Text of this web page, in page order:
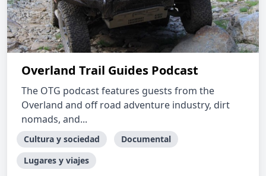
Overland Trail Guides Podcast
The OTG podcast features guests from the
Overland and off road adventure industry, dirt
nomads, and...
Cultura y sociedad
Documental
Lugares y viajes